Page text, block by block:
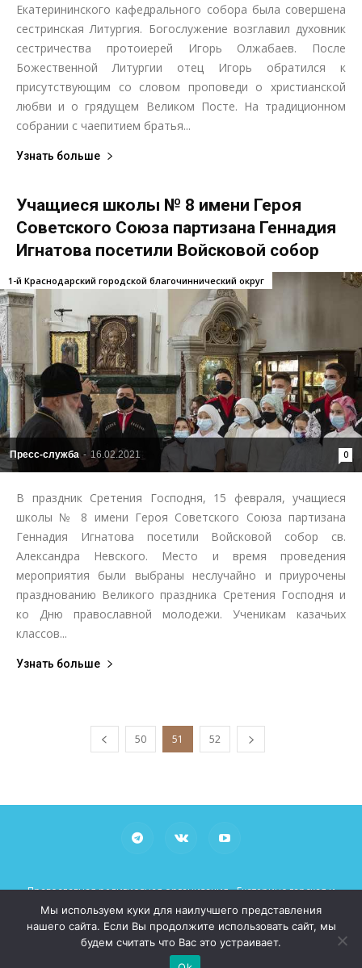
Екатерининского кафедрального собора была совершена
сестринская Литургия. Богослужение возглавил духовник
сестричества протоиерей Игорь Олжабаев. После
Божественной Литургии отец Игорь обратился к
присутствующим со словом проповеди о христианской
любви и о грядущем Великом Посте. На традиционном
собрании с чаепитием братья...
Узнать больше
Учащиеся школы № 8 имени Героя
Советского Союза партизана Геннадия
Игнатова посетили Войсковой собор
Пресс-служба - 16.02.2021 0
1-й Краснодарский городской благочиннический округ
В праздник Сретения Господня, 15 февраля, учащиеся
школы № 8 имени Героя Советского Союза партизана
Геннадия Игнатова посетили Войсковой собор св.
Александра Невского. Место и время проведения
мероприятия были выбраны неслучайно и приурочены
празднованию Великого праздника Сретения Господня и
ко Дню православной молодежи. Ученикам казачьих
классов...
Узнать больше
50 51 52
Православная религиозная организация «Екатеринодарская и
Кубанская Епархия Русской Православной Церкви (Московский
Патриархат)»
При использовании материалов просьба указывать рабочие
ссылки на сайт mitropoliakuban.ru
Мы используем куки для наилучшего представления
нашего сайта. Если Вы продолжите использовать сайт, мы
будем считать что Вас это устраивает.